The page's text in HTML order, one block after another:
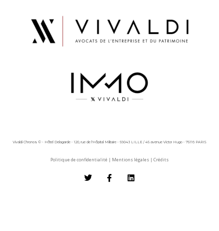
Vivaldi Chronos © - Hôtel Delagarde - 120, rue de l'Hôpital Militaire - 59043 LILLE / 45 avenue Victor Hugo - 75116 PARIS
Politique de confidentialité | Mentions légales | Crédits